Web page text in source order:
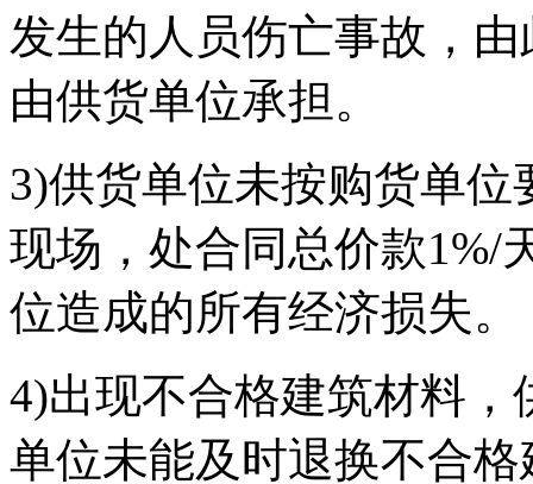
发生的人员伤亡事故，
由供货单位承担。
3)供货单位未按购货单
现场，处合同总价款1%/
位造成的所有经济损失。
4)出现不合格建筑材料
单位未能及时退换不合